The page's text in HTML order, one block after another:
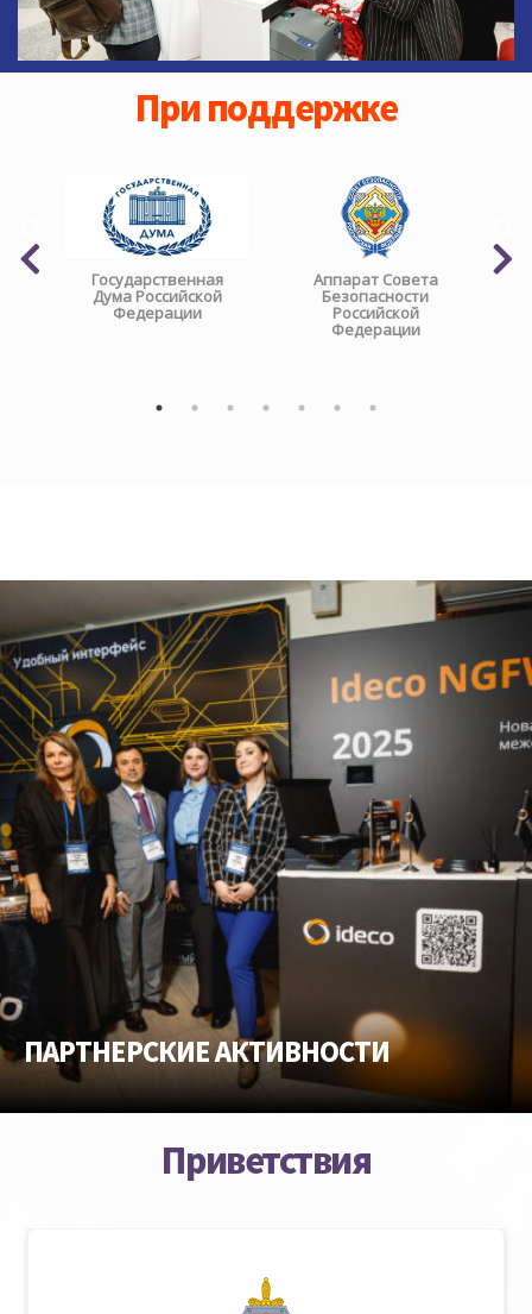
При поддержке
Государственная
Дума Российской
Федерации
Аппарат Совета
Безопасности
Российской
Федерации
ЖИВЫЕ ДИСКУССИИ
Приветствия